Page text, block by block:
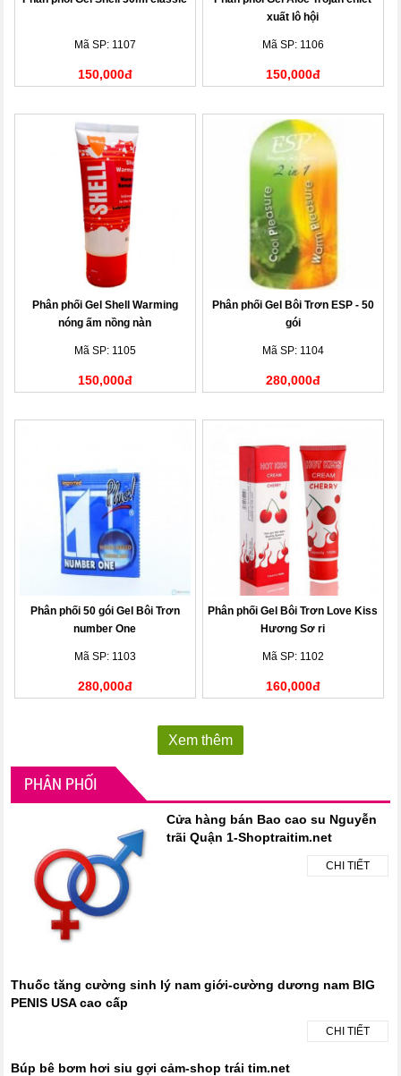
Mã SP: 1107
150,000đ
xuất lô hội
Mã SP: 1106
150,000đ
Phân phối Gel Shell Warming
nóng ấm nồng nàn
Mã SP: 1105
150,000đ
Phân phối Gel Bôi Trơn ESP - 50
gói
Mã SP: 1104
280,000đ
Phân phối 50 gói Gel Bôi Trơn
number One
Mã SP: 1103
280,000đ
Phân phối Gel Bôi Trơn Love Kiss
Hương Sơ ri
Mã SP: 1102
160,000đ
Xem thêm
PHÂN PHỐI
Cửa hàng bán Bao cao su Nguyễn
trãi Quận 1-Shoptraitim.net
CHI TIẾT
Thuốc tăng cường sinh lý nam giới-cường dương nam BIG
PENIS USA cao cấp
CHI TIẾT
Búp bê bơm hơi siu gợi cảm-shop trái tim.net